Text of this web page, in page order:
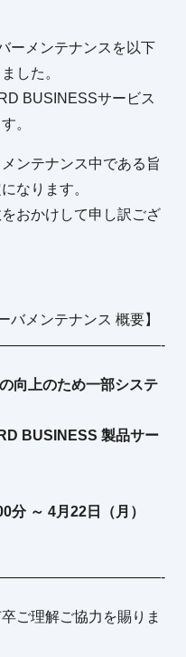
ーメンテナンスを以下
した。
BUSINESSサービス
。
ンテナンス中である旨
なります。
おかけして申し訳ござ
バメンテナンス 概要】
向上のため一部システ
BUSINESS 製品サー
分 ～ 4月22日（月）
ご理解ご協力を賜りま